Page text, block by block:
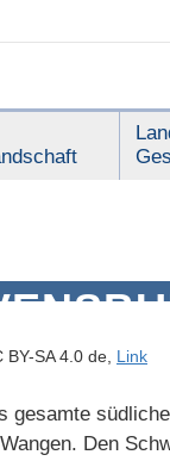
SA 4.0 de, Link
gesamte
Den